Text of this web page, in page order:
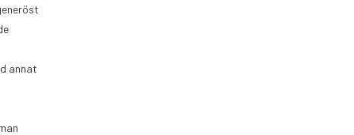
annat